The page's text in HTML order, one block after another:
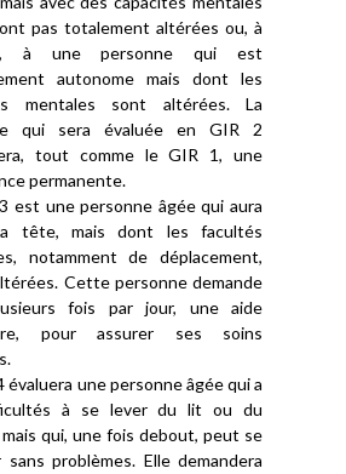
pas totalement altérées ou, à
à une personne qui est
autonome mais dont les
mentales sont altérées. La
qui sera évaluée en GIR 2
tout comme le GIR 1, une
permanente.
est une personne âgée qui aura
tête, mais dont les facultés
notamment de déplacement,
Cette personne demande
fois par jour, une aide
pour assurer ses soins
évaluera une personne âgée qui a
à se lever du lit ou du
qui, une fois debout, peut se
sans problèmes. Elle demandera